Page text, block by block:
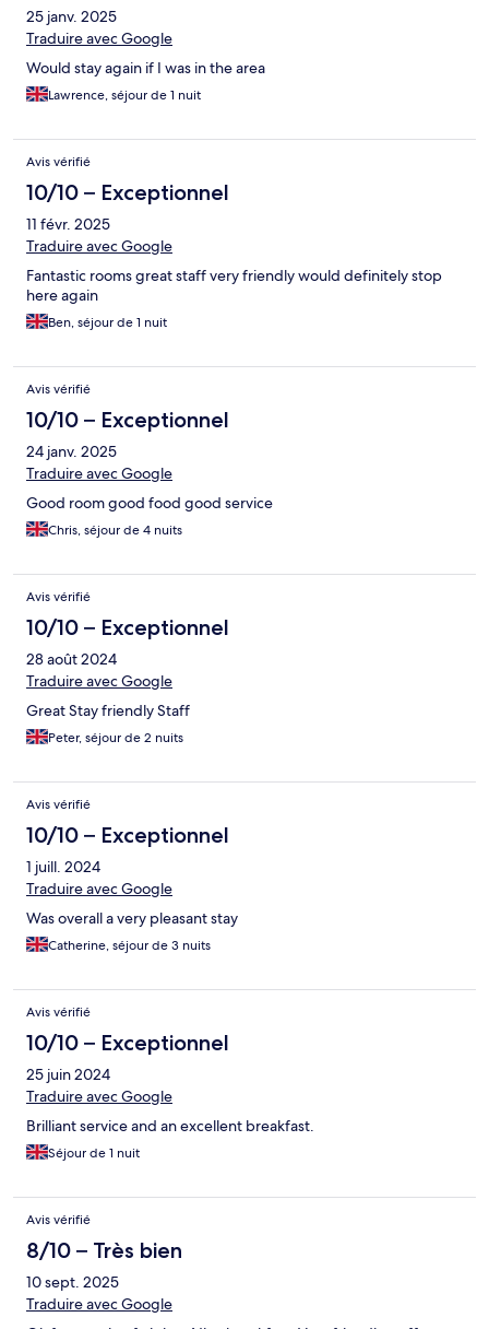
25 janv. 2025
Traduire avec Google
Would stay again if I was in the area
Lawrence, séjour de 1 nuit
Avis vérifié
10/10 – Exceptionnel
11 févr. 2025
Traduire avec Google
Fantastic rooms great staff very friendly would definitely stop
here again
Ben, séjour de 1 nuit
Avis vérifié
10/10 – Exceptionnel
24 janv. 2025
Traduire avec Google
Good room good food good service
Chris, séjour de 4 nuits
Avis vérifié
10/10 – Exceptionnel
28 août 2024
Traduire avec Google
Great Stay friendly Staff
Peter, séjour de 2 nuits
Avis vérifié
10/10 – Exceptionnel
1 juill. 2024
Traduire avec Google
Was overall a very pleasant stay
Catherine, séjour de 3 nuits
Avis vérifié
10/10 – Exceptionnel
25 juin 2024
Traduire avec Google
Brilliant service and an excellent breakfast.
Séjour de 1 nuit
Avis vérifié
8/10 – Très bien
10 sept. 2025
Traduire avec Google